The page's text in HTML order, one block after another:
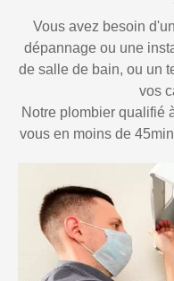
Vous avez besoin
dépannage ou une
de salle de bain, ou un
vos
Notre plombier qualifié
vous en moins de